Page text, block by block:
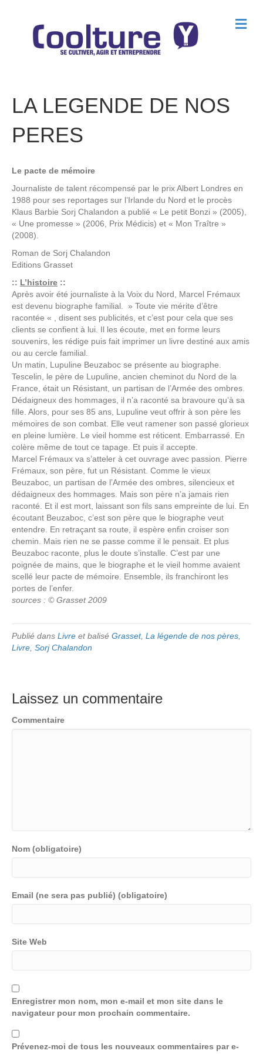
M
e
LA LEGENDE DE NOS
PERES
Le pacte de mémoire
Journaliste de talent récompensé par le prix Albert Londres en
1988 pour ses reportages sur l’Irlande du Nord et le procès
Klaus Barbie Sorj Chalandon a publié « Le petit Bonzi » (2005),
« Une promesse » (2006, Prix Médicis) et « Mon Traître »
(2008).
Roman de Sorj Chalandon
Editions Grasset
:: L’histoire ::
Après avoir été journaliste à la Voix du Nord, Marcel Frémaux
est devenu biographe familial. » Toute vie mérite d’être
racontée « , disent ses publicités, et c’est pour cela que ses
clients se confient à lui. Il les écoute, met en forme leurs
souvenirs, les rédige puis fait imprimer un livre destiné aux amis
ou au cercle familial.
Un matin, Lupuline Beuzaboc se présente au biographe.
Tescelin, le père de Lupuline, ancien cheminot du Nord de la
France, était un Résistant, un partisan de l’Armée des ombres.
Dédaigneux des hommages, il n’a raconté sa bravoure qu’à sa
fille. Alors, pour ses 85 ans, Lupuline veut offrir à son père les
mémoires de son combat. Elle veut ramener son passé glorieux
en pleine lumière. Le vieil homme est réticent. Embarrassé. En
colère même de tout ce tapage. Et puis il accepte.
Marcel Frémaux va s’atteler à cet ouvrage avec passion. Pierre
Frémaux, son père, fut un Résistant. Comme le vieux
Beuzaboc, un partisan de l’Armée des ombres, silencieux et
dédaigneux des hommages. Mais son père n’a jamais rien
raconté. Et il est mort, laissant son fils sans empreinte de lui. En
écoutant Beuzaboc, c’est son père que le biographe veut
entendre. En retraçant sa route, il espère enfin croiser son
chemin. Mais rien ne se passe comme il le pensait. Et plus
Beuzaboc raconte, plus le doute s’installe. C’est par une
poignée de mains, que le biographe et le vieil homme avaient
scellé leur pacte de mémoire. Ensemble, ils franchiront les
portes de l’enfer.
sources : © Grasset 2009
Publié dans Livre et balisé Grasset, La légende de nos pères
Livre Sorj Chalandon
Laissez un commentaire
Commentaire
Nom (obligatoire)
Email (ne sera pas publié) (obligatoire)
Site Web
Enregistrer mon nom, mon e-mail et mon site dans le
navigateur pour mon prochain commentaire.
Prévenez-moi de tous les nouveaux commentaires par e-